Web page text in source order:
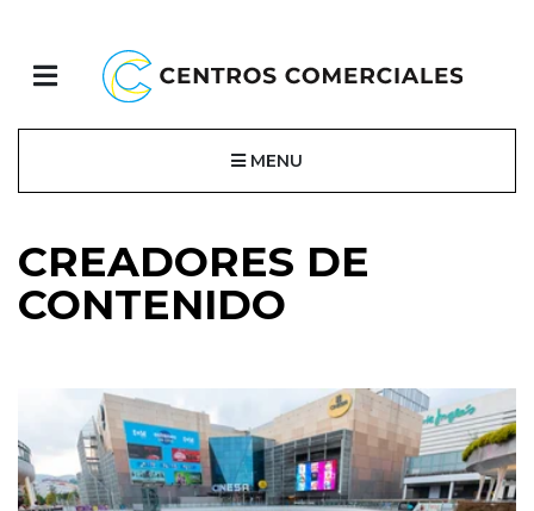
MENU
CREADORES DE
CONTENIDO